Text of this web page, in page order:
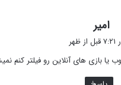
امیر
ت
:
یا بازی های آنلاین رو فیلتر کنم